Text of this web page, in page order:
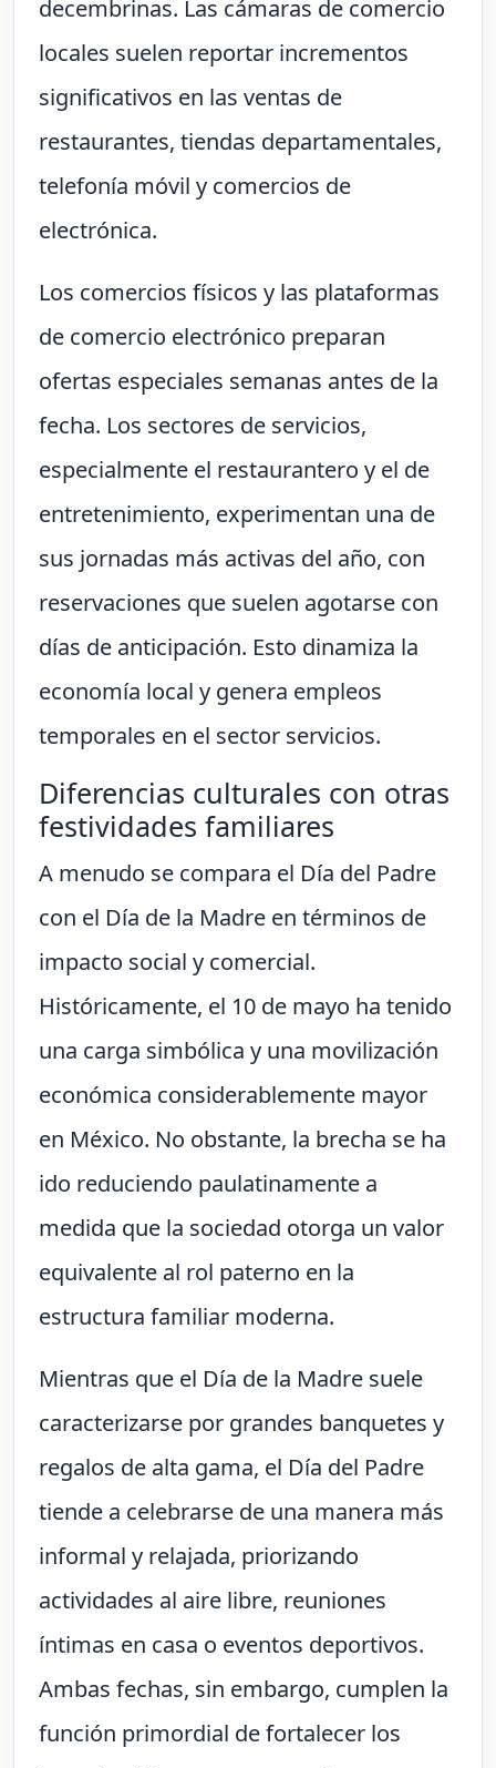
decembrinas. Las cámaras de comercio
locales suelen reportar incrementos
significativos en las ventas de
restaurantes, tiendas departamentales,
telefonía móvil y comercios de
electrónica.
Los comercios físicos y las plataformas
de comercio electrónico preparan
ofertas especiales semanas antes de la
fecha. Los sectores de servicios,
especialmente el restaurantero y el de
entretenimiento, experimentan una de
sus jornadas más activas del año, con
reservaciones que suelen agotarse con
días de anticipación. Esto dinamiza la
economía local y genera empleos
temporales en el sector servicios.
Diferencias culturales con otras
festividades familiares
A menudo se compara el Día del Padre
con el Día de la Madre en términos de
impacto social y comercial.
Históricamente, el 10 de mayo ha tenido
una carga simbólica y una movilización
económica considerablemente mayor
en México. No obstante, la brecha se ha
ido reduciendo paulatinamente a
medida que la sociedad otorga un valor
equivalente al rol paterno en la
estructura familiar moderna.
Mientras que el Día de la Madre suele
caracterizarse por grandes banquetes y
regalos de alta gama, el Día del Padre
tiende a celebrarse de una manera más
informal y relajada, priorizando
actividades al aire libre, reuniones
íntimas en casa o eventos deportivos.
Ambas fechas, sin embargo, cumplen la
función primordial de fortalecer los